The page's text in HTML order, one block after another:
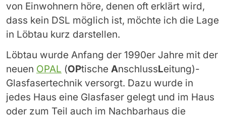
von Einwohnern höre, denen oft erklärt wird,
dass kein DSL möglich ist, möchte ich die Lage
in Löbtau kurz darstellen.
Löbtau wurde Anfang der 1990er Jahre mit der
neuen OPAL (OPtische AnschlussLeitung)-
Glasfasertechnik versorgt. Dazu wurde in
jedes Haus eine Glasfaser gelegt und im Haus
oder zum Teil auch im Nachbarhaus die